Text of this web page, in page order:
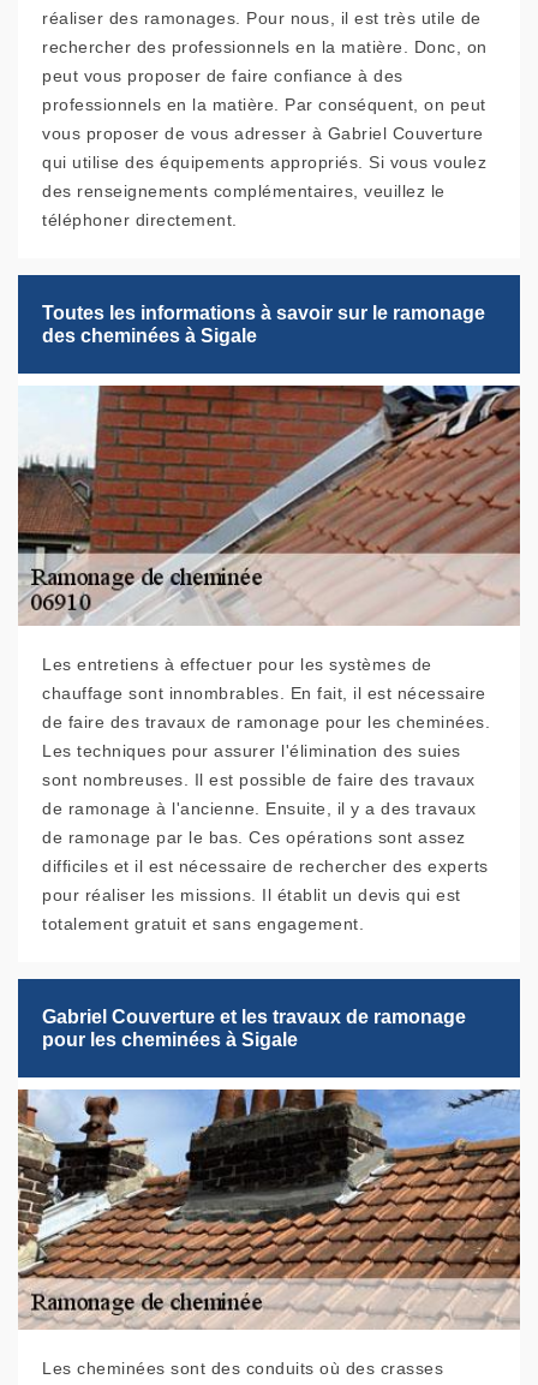
réaliser des ramonages. Pour nous, il est très utile de
rechercher des professionnels en la matière. Donc, on
peut vous proposer de faire confiance à des
professionnels en la matière. Par conséquent, on peut
vous proposer de vous adresser à Gabriel Couverture
qui utilise des équipements appropriés. Si vous voulez
des renseignements complémentaires, veuillez le
téléphoner directement.
Toutes les informations à savoir sur le ramonage
des cheminées à Sigale
Les entretiens à effectuer pour les systèmes de
chauffage sont innombrables. En fait, il est nécessaire
de faire des travaux de ramonage pour les cheminées.
Les techniques pour assurer l'élimination des suies
sont nombreuses. Il est possible de faire des travaux
de ramonage à l'ancienne. Ensuite, il y a des travaux
de ramonage par le bas. Ces opérations sont assez
difficiles et il est nécessaire de rechercher des experts
pour réaliser les missions. Il établit un devis qui est
totalement gratuit et sans engagement.
Gabriel Couverture et les travaux de ramonage
pour les cheminées à Sigale
Les cheminées sont des conduits où des crasses